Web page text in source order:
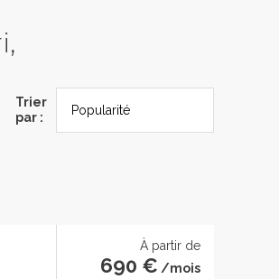
Trier
par :
À partir de
690 € /mois